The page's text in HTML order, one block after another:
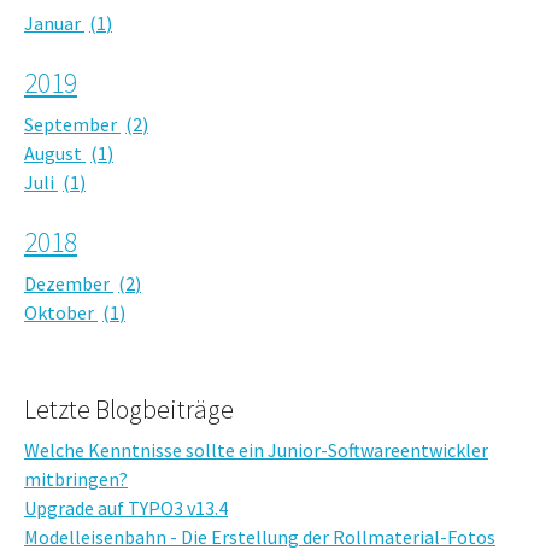
Januar 1
2019
September
2
August
1
Juli
1
2018
Dezember
2
Oktober
1
Letzte Blogbeiträge
Welche Kenntnisse sollte ein Junior-Softwareentwickler
mitbringen?
Upgrade auf TYPO3 v13.4
Modelleisenbahn - Die Erstellung der Rollmaterial-Fotos